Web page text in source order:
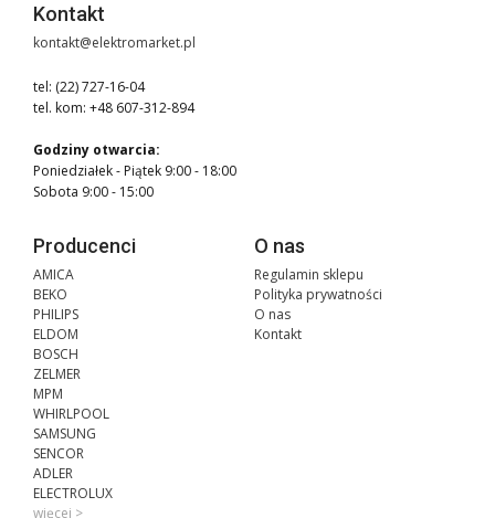
Kontakt
kontakt@elektromarket.pl
tel: (22) 727-16-04
tel. kom: +48 607-312-894
Godziny otwarcia:
Poniedziałek - Piątek 9:00 - 18:00
Sobota 9:00 - 15:00
Producenci
AMICA
BEKO
PHILIPS
ELDOM
BOSCH
ZELMER
MPM
WHIRLPOOL
SAMSUNG
SENCOR
ADLER
ELECTROLUX
więcej >
O nas
Regulamin sklepu
Polityka prywatności
O nas
Kontakt